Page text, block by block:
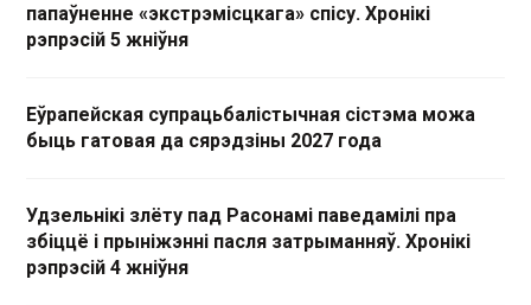
папаўненне «экстрэмісцкага» спісу. Хронікі
рэпрэсій 5 жніўня
Еўрапейская супрацьбалістычная сістэма можа
быць гатовая да сярэдзіны 2027 года
Удзельнікі злёту пад Расонамі паведамілі пра
збіццё і прыніжэнні пасля затрыманняў. Хронікі
рэпрэсій 4 жніўня